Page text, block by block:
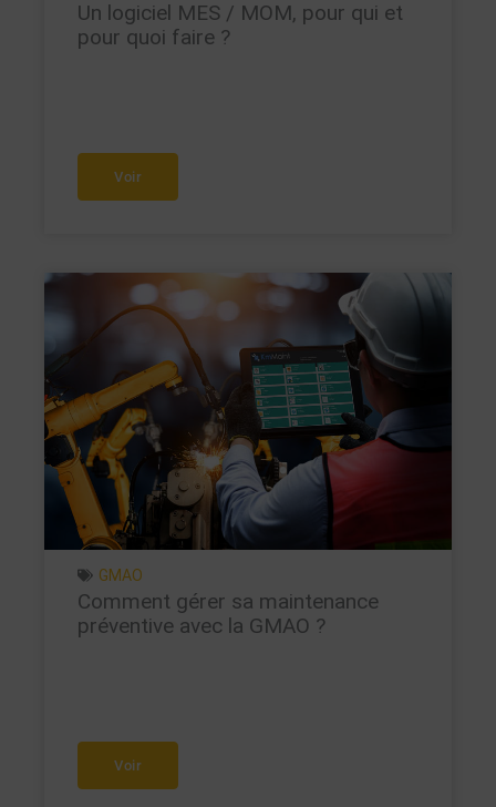
Un logiciel MES / MOM, pour qui et
pour quoi faire ?
Voir
GMAO
Comment gérer sa maintenance
préventive avec la GMAO ?
Voir